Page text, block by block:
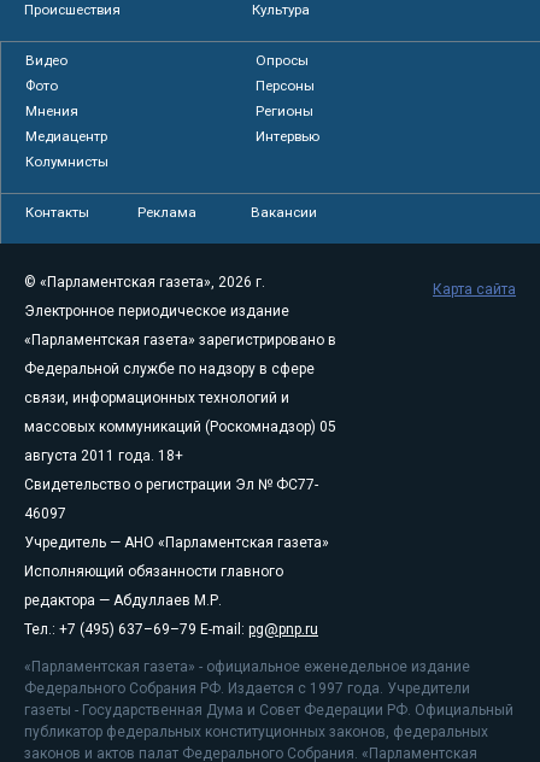
Происшествия
Культура
Видео
Опросы
Фото
Персоны
Мнения
Регионы
Медиацентр
Интервью
Колумнисты
Контакты Реклама Вакансии
© «Парламентская газета», 2026 г.
Электронное периодическое издание
«Парламентская газета» зарегистрировано в
Федеральной службе по надзору в сфере
связи, информационных технологий и
массовых коммуникаций (Роскомнадзор) 05
августа 2011 года. 18+
Свидетельство о регистрации Эл № ФС77-
46097
Учредитель — АНО «Парламентская газета»
Исполняющий обязанности главного
редактора — Абдуллаев М.Р.
Тел.: +7 (495) 637–69–79 E-mail: pg@pnp.ru
«Парламентская газета» - официальное еженедельное издание
Федерального Собрания РФ. Издается с 1997 года. Учредители
газеты - Государственная Дума и Совет Федерации РФ. Официальный
публикатор федеральных конституционных законов, федеральных
законов и актов палат Федерального Собрания. «Парламентская
Карта сайта